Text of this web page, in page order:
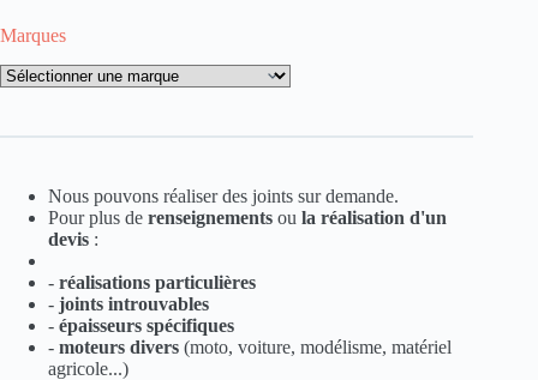
Marques
Marques
Nous pouvons réaliser des joints sur demande.
Pour plus de renseignements ou la réalisation d'un
devis :
- réalisations particulières
- joints introuvables
- épaisseurs spécifiques
- moteurs divers (moto, voiture, modélisme, matériel
agricole...)